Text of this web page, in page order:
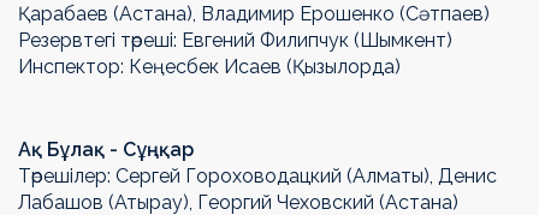
Қарабаев (Астана), Владимир Ерошенко (Сәтпаев)
Резервтегі төреші: Евгений Филипчук (Шымкент)
Инспектор: Кеңесбек Исаев (Қызылорда)
Ақ Бұлақ - Сұңқар
Төрешілер: Сергей Гороховодацкий (Алматы), Денис
Лабашов (Атырау), Георгий Чеховский (Астана)